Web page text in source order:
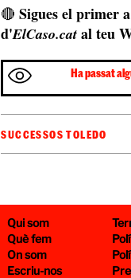
🔴Sigues el primer
d'ElCaso.cat al teu
Ha passat
SUCCESSOS TOLEDO
Qui som
Què fem
On som
Escriu-nos